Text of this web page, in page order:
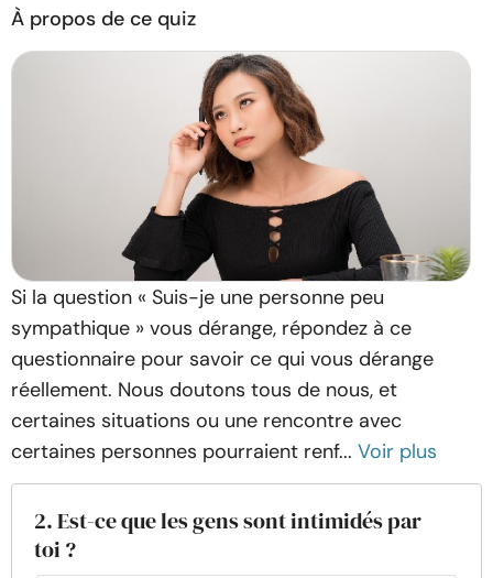
À propos de nous Contact
© Copyright 2026. Tous droits réservés.
À propos de ce quiz
Si la question « Suis-je une personne peu
sympathique » vous dérange, répondez à ce
questionnaire pour savoir ce qui vous dérange
réellement. Nous doutons tous de nous, et
certaines situations ou une rencontre avec
certaines personnes pourraient renf... Voir plus
2. Est-ce que les gens sont intimidés par
toi ?